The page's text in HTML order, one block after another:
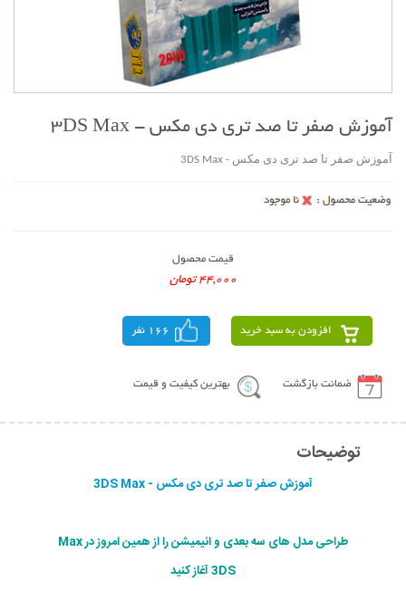
آموزش صفر تا صد تری دی مکس - 3DS Max
آموزش صفر تا صد تری دی مکس - 3DS Max
قیمت محصول
44,000 تومان
افزودن به سبد خرید 166 نفر
ضمانت بازگشت بهترین کیفیت و قیمت
توضیحات
آموزش صفر تا صد تری دی مکس - 3DS Max
طراحی مدل های سه بعدی و انیمیشن را از همین امروز در Max
3DS آغاز کنید